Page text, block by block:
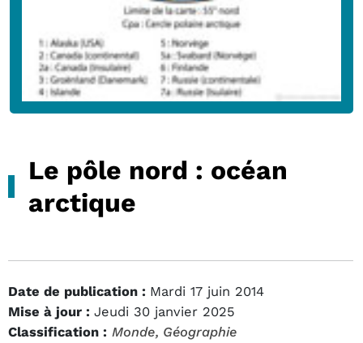
Le pôle nord : océan
arctique
Date de publication : Mardi 17 juin 2014
Mise à jour : Jeudi 30 janvier 2025
Classification : Monde, Géographie